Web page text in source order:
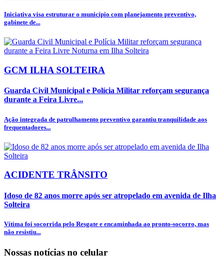
Iniciativa visa estruturar o município com planejamento preventivo,
gabinete de...
GCM ILHA SOLTEIRA
Guarda Civil Municipal e Polícia Militar reforçam segurança
durante a Feira Livre...
Ação integrada de patrulhamento preventivo garantiu tranquilidade aos
frequentadores...
ACIDENTE TRÂNSITO
Idoso de 82 anos morre após ser atropelado em avenida de Ilha
Solteira
Vítima foi socorrida pelo Resgate e encaminhada ao pronto-socorro, mas
não resistiu...
Nossas notícias no celular